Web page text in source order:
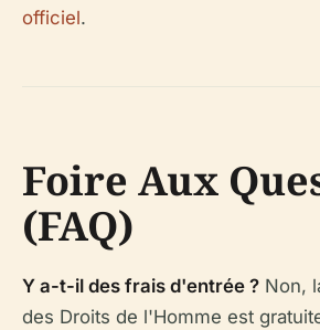
officiel.
Foire Aux
(FAQ)
Y a-t-il des frais d'entrée ? Non,
des Droits de l'Homme est